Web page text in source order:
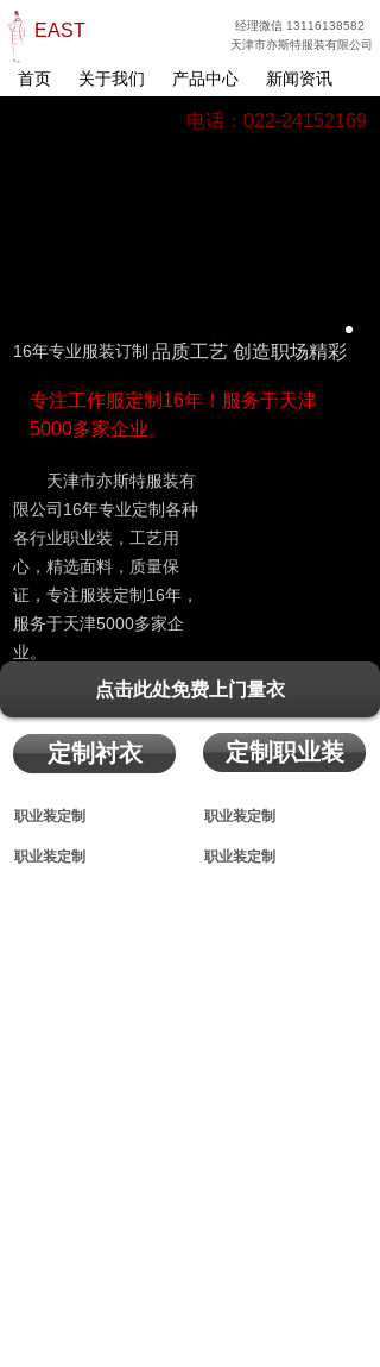
EAST
经理微信 13116138582
天津市亦斯特服装有限公司
首页 关于我们 产品中心 新闻资讯
电话：022-24152169
品质工艺 创造职场精彩
16年专业服装订制
专注工作服定制16年！服务于天津
5000多家企业。
天津市亦斯特服装有
限公司16年专业定制各种
各行业职业装，工艺用
心，精选面料，质量保
证，专注服装定制16年，
服务于天津5000多家企
业。
点击此处免费上门量衣
定制职业装
定制衬衣
职业装定制 职业装定制
职业装定制 职业装定制